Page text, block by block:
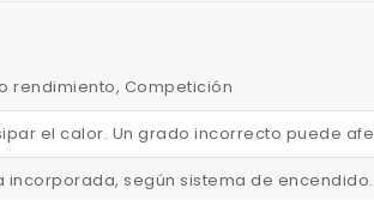
rendimiento, Competición
el calor. Un grado incorrecto puede
incorporada, según sistema de encendido.